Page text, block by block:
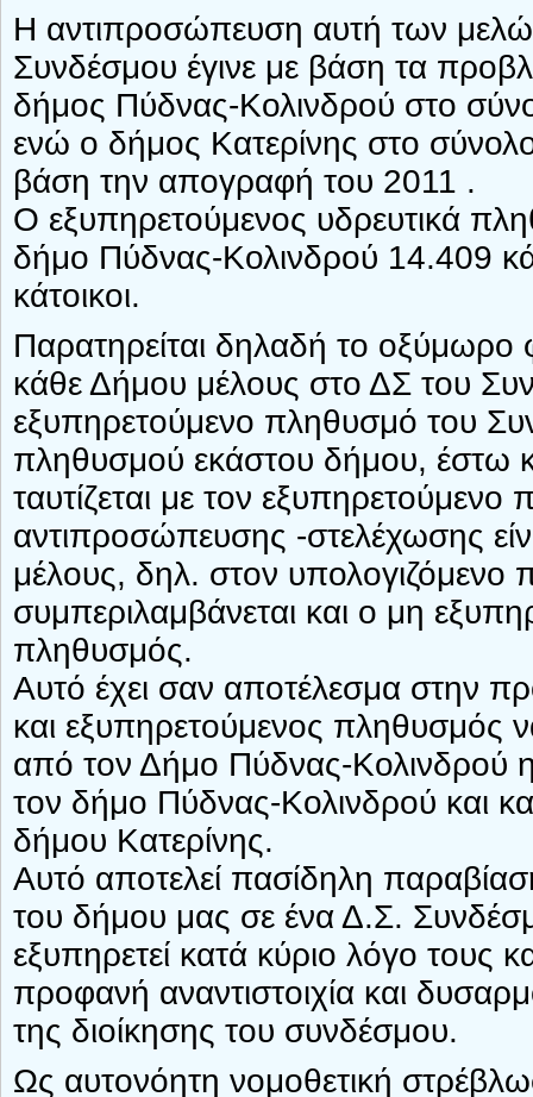
Η αντιπροσώπευση αυτή των
Συνδέσμου έγινε με βάση τα
δήμος Πύδνας-Κολινδρού στο
ενώ ο δήμος Κατερίνης στο
βάση την απογραφή του 2011 .
Ο εξυπηρετούμενος υδρευτικά
δήμο Πύδνας-Κολινδρού 14.409
κάτοικοι.
Παρατηρείται δηλαδή το οξύμωρο
κάθε Δήμου μέλους στο ΔΣ του
εξυπηρετούμενο πληθυσμό του
πληθυσμού εκάστου δήμου, έστω
ταυτίζεται με τον
αντιπροσώπευσης -στελέχωσης
μέλους, δηλ. στον
συμπεριλαμβάνεται και ο μη
πληθυσμός.
Αυτό έχει σαν αποτέλεσμα στην
και εξυπηρετούμενος πληθυσμός
από τον Δήμο Πύδνας-Κολινδρού η
τον δήμο Πύδνας-Κολινδρού και
δήμου Κατερίνης.
Αυτό αποτελεί πασίδηλη
του δήμου μας σε ένα Δ.Σ.
εξυπηρετεί κατά κύριο λόγο τους
προφανή αναντιστοιχία και
της διοίκησης του συνδέσμου.
Ως αυτονόητη νομοθετική